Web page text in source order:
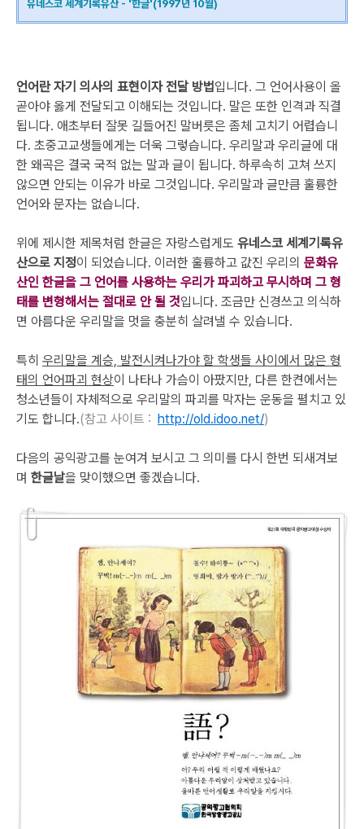
유네스코 세계기록유산 - '한글'(1997년 10월)
언어란 자기 의사의 표현이자 전달 방법 입니다. 그 언어사용이 올
곧아야 옳게 전달되고 이해되는 것입니다. 말은 또한 인격과 직결
됩니다. 애초부터 잘못 길들어진 말버릇은 좀체 고치기 어렵습니
다. 초중고교생들에게는 더욱 그렇습니다. 우리말과 우리글에 대
한 왜곡은 결국 국적 없는 말과 글이 됩니다. 하루속히 고쳐 쓰지
않으면 안되는 이유가 바로 그것입니다. 우리말과 글만큼 훌륭한
언어와 문자는 없습니다.
위에 제시한 제목처럼 한글은 자랑스럽게도 유네스코 세계기록유
산으로 지정이 되었습니다. 이러한 훌륭하고 값진 우리의 문화유
산인 한글을 그 언어를 사용하는 우리가 파괴하고 무시하며 그 형
태를 변형해서는 절대로 안 될 것입니다. 조금만 신경쓰고 의식하
면 아름다운 우리말을 멋을 충분히 살려낼 수 있습니다.
특히 우리말을 계승, 발전시켜나가야 할 학생들 사이에서 많은 형
태의 언어파괴 현상이 나타나 가슴이 아팠지만, 다른 한켠에서는
청소년들이 자체적으로 우리말의 파괴를 막자는 운동을 펼치고 있
기도 합니다.(참고 사이트 : http://old.idoo.net/)
다음의 공익광고를 눈여겨 보시고 그 의미를 다시 한번 되새겨보
며 한글날을 맞이했으면 좋겠습니다.